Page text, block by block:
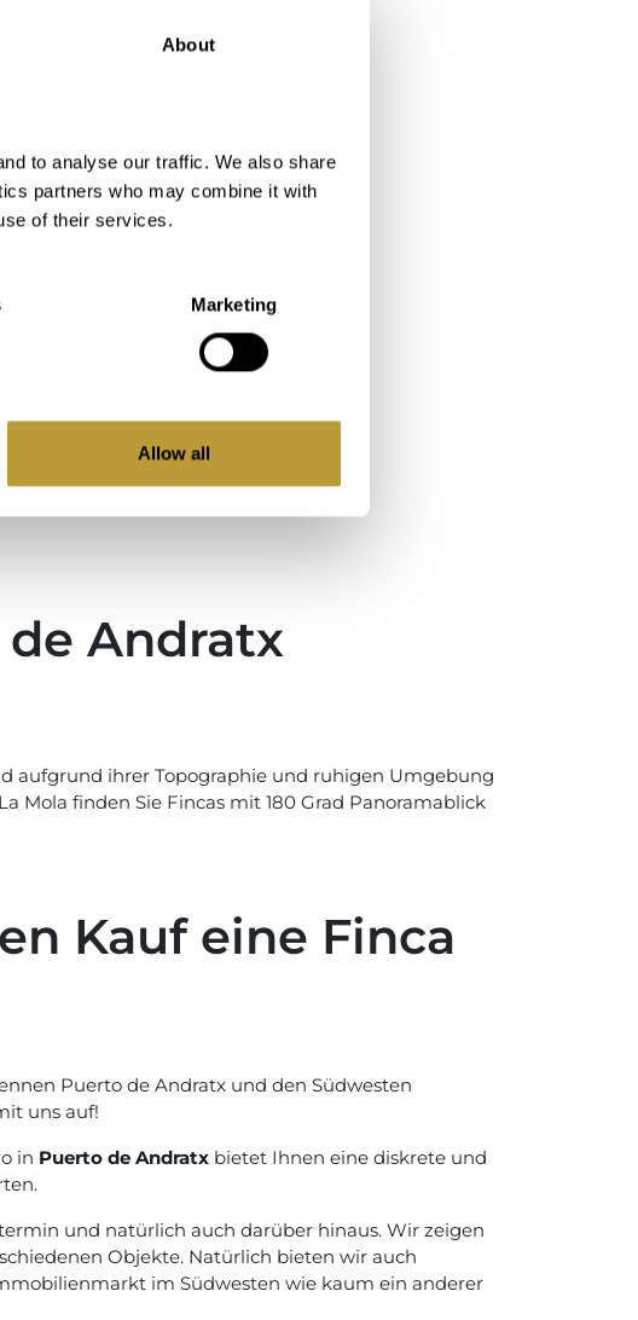
About
to analyse our traffic. We also share
partners who may combine it with
of their services.
Marketing
Allow all
Andratx
aufgrund ihrer Topographie und ruhigen Umgebung
Mola finden Sie Fincas mit 180 Grad Panoramablick
Kauf eine Finca
Puerto de Andratx und den Südwesten
uns auf!
in Puerto de Andratx bietet Ihnen eine diskrete und
und natürlich auch darüber hinaus. Wir zeigen
Objekte. Natürlich bieten wir auch
im Südwesten wie kaum ein anderer